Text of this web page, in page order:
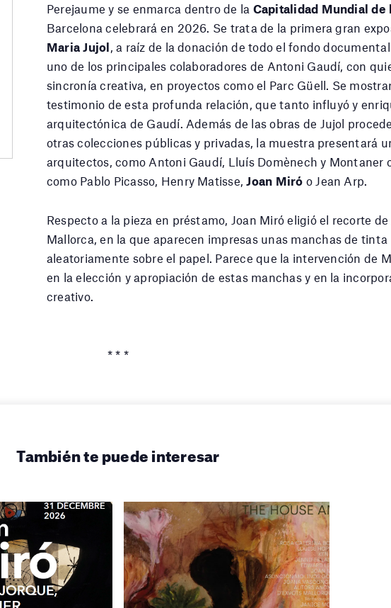
Perejaume y se enmarca dentro de la Capitalidad Mundial
Barcelona celebrará en 2026. Se trata de la primera gran
Maria Jujol , a raíz de la donación de todo el fondo
uno de los principales colaboradores de Antoni Gaudí, con
sincronía creativa, en proyectos como el Parc Güell. Se
testimonio de esta profunda relación, que tanto influyó y
arquitectónica de Gaudí. Además de las obras de Jujol
otras colecciones públicas y privadas, la muestra presentará
arquitectos, como Antoni Gaudí, Lluís Domènech y Montaner
como Pablo Picasso, Henry Matisse, Joan Miró o Jean Arp.
Respecto a la pieza en préstamo, Joan Miró eligió el recorte
Mallorca, en la que aparecen impresas unas manchas de
aleatoriamente sobre el papel. Parece que la intervención de
en la elección y apropiación de estas manchas y en la
creativo.
* * *
También te puede interesar